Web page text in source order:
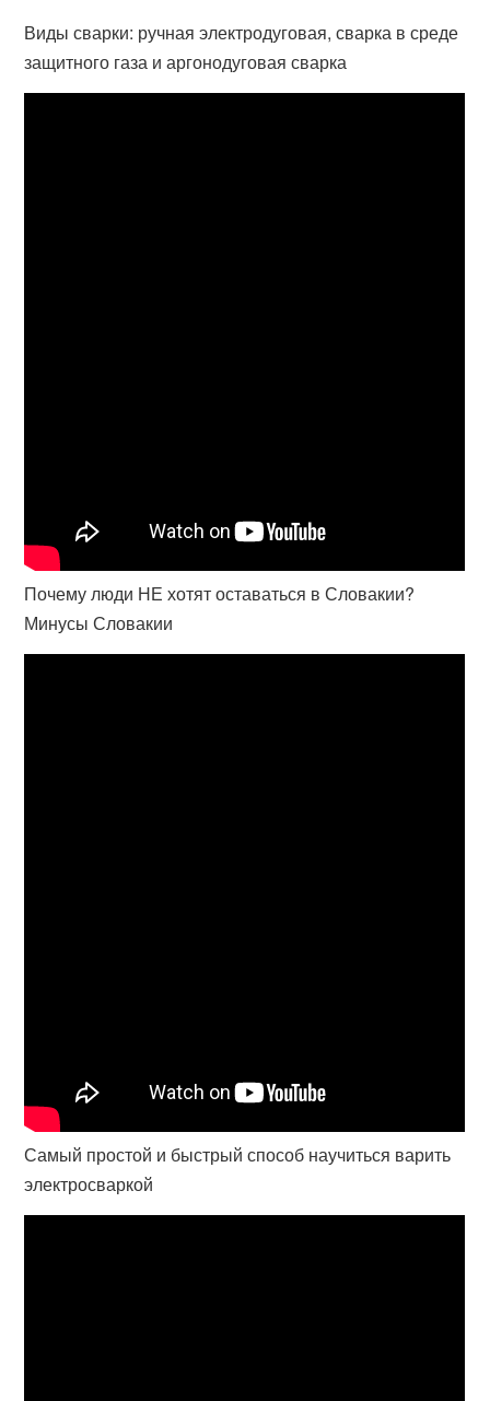
Виды сварки: ручная электродуговая, сварка в среде
защитного газа и аргонодуговая сварка
Почему люди НЕ хотят оставаться в Словакии?
Минусы Словакии
Самый простой и быстрый способ научиться варить
электросваркой